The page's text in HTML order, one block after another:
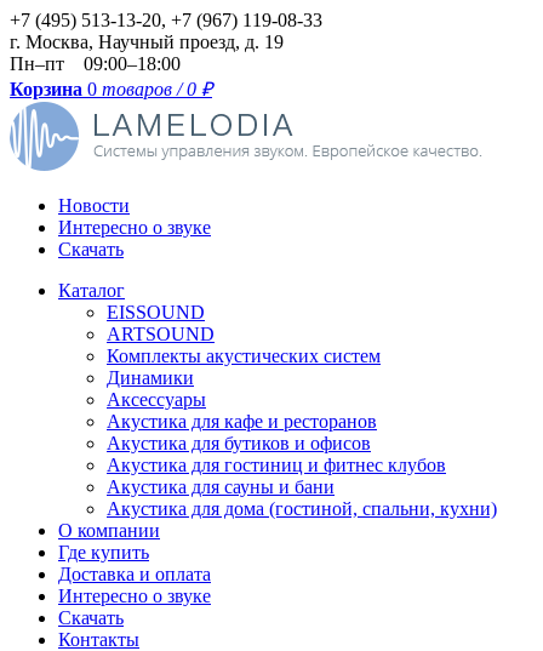
+7 (495) 513-13-20, +7 (967) 119-08-33
г. Москва, Научный проезд, д. 19
Пн–пт 09:00–18:00
Корзина 0 товаров / 0 ₽
Новости
Интересно о звуке
Скачать
Каталог
EISSOUND
ARTSOUND
Комплекты акустических систем
Динамики
Аксессуары
Акустика для кафе и ресторанов
Акустика для бутиков и офисов
Акустика для гостиниц и фитнес клубов
Акустика для сауны и бани
Акустика для дома (гостиной, спальни, кухни)
О компании
Где купить
Доставка и оплата
Интересно о звуке
Скачать
Контакты